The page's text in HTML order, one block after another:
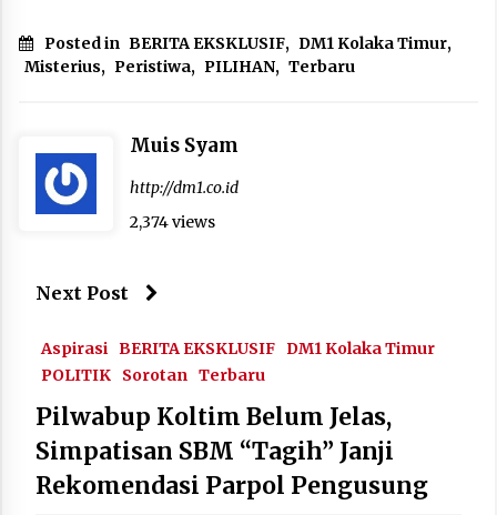
Posted in BERITA EKSKLUSIF, DM1 Kolaka Timur,
Misterius, Peristiwa, PILIHAN, Terbaru
Muis Syam
http://dm1.co.id
2,374 views
Next Post
Aspirasi BERITA EKSKLUSIF DM1 Kolaka Timur
POLITIK
Sorotan Terbaru
Pilwabup Koltim Belum Jelas,
Simpatisan SBM “Tagih” Janji
Rekomendasi Parpol Pengusung